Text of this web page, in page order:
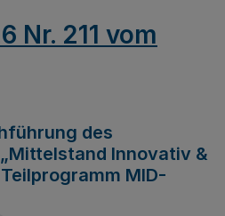
Nr. 211 vom
des
Innovativ &
MID-